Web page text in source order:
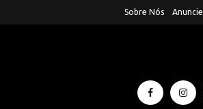
Sobre Nós Anuncie